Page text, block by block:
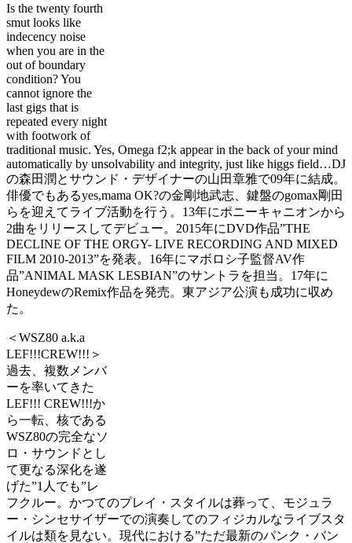
Is the twenty fourth
smut looks like
indecency noise
when you are in the
out of boundary
condition? You
cannot ignore the
last gigs that is
repeated every night
with footwork of
traditional music. Yes, Omega f2;k appear in the back of your mind
automatically by unsolvability and integrity, just like higgs field…DJ
の森田潤とサウンド・デザイナーの山田章雅で09年に結成。
俳優でもあるyes,mama OK?の金剛地武志、鍵盤のgomax剛田
らを迎えてライブ活動を行う。13年にポニーキャニオンから
2曲をリリースしてデビュー。2015年にDVD作品”THE
DECLINE OF THE ORGY- LIVE RECORDING AND MIXED
FILM 2010-2013”を発表。16年にマボロシ子監督AV作
品”ANIMAL MASK LESBIAN”のサントラを担当。17年に
HoneydewのRemix作品を発売。東アジア公演も成功に収め
た。
＜WSZ80 a.k.a
LEF!!!CREW!!!＞
過去、複数メンバ
ーを率いてきた
LEF!!! CREW!!!か
ら一転、核である
WSZ80の完全なソ
ロ・サウンドとし
て更なる深化を遂
げた”1人でも”レ
フクルー。かつてのプレイ・スタイルは葬って、モジュラ
ー・シンセサイザーでの演奏してのフィジカルなライブスタ
イルは類を見ない。現代における”ただ最新のパンク・バン